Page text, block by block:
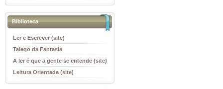
Biblioteca
Ler e Escrever (site)
Talego da Fantasia
A ler é que a gente se entende (site)
Leitura Orientada (site)